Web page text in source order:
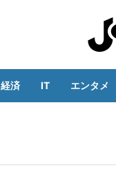
経済 IT エンタメ